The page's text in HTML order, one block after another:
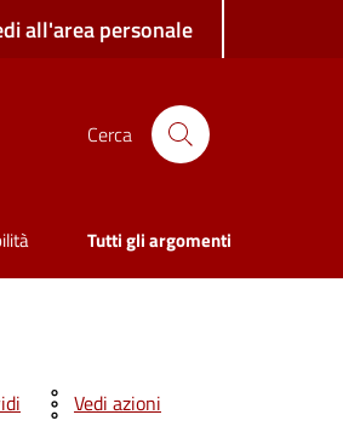
all'area personale
Cerca
Tutti gli argomenti
Vedi azioni